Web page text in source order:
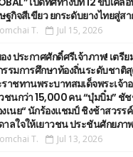
ฐกิจสีเขียว ยกระดับยางไทยสู่ส
T. Jul 15, 2026
ง ประกาศศักดิ์ศรีเจ้าภาพ! เตรี
รมการศึกษาท้องถิ่นระดับชาติ
าชทานพระบาทสมเด็จพระเจ้า
ชนกว่า 15,000 คน “บุ๋มบิ๋ม” ชัช
เนย“ นักร้องแชมป์ ชิงช้าสวรร
ลใจให้เยาวชน ประชันศักยภาพ
T. Jul 13, 2026